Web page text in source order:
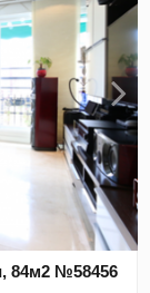
84м2 №58456